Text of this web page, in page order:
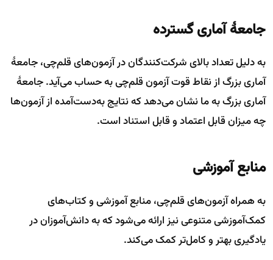
جامعهٔ آماری گسترده
به دلیل تعداد بالای شرکت‌کنندگان در آزمون‌های قلم‌چی، جامعهٔ
آماری بزرگ از نقاط قوت آزمون قلم‌چی به حساب می‌آید. جامعهٔ
آماری بزرگ به ما نشان می‌دهد که نتایج به‌دست‌آمده از آزمون‌ها
چه میزان قابل اعتماد و قابل استناد است.
منابع آموزشی
به همراه آزمون‌های قلم‌چی، منابع آموزشی و کتاب‌های
کمک‌آموزشی متنوعی نیز ارائه می‌شود که به دانش‌آموزان در
یادگیری بهتر و کامل‌تر کمک می‌کند.